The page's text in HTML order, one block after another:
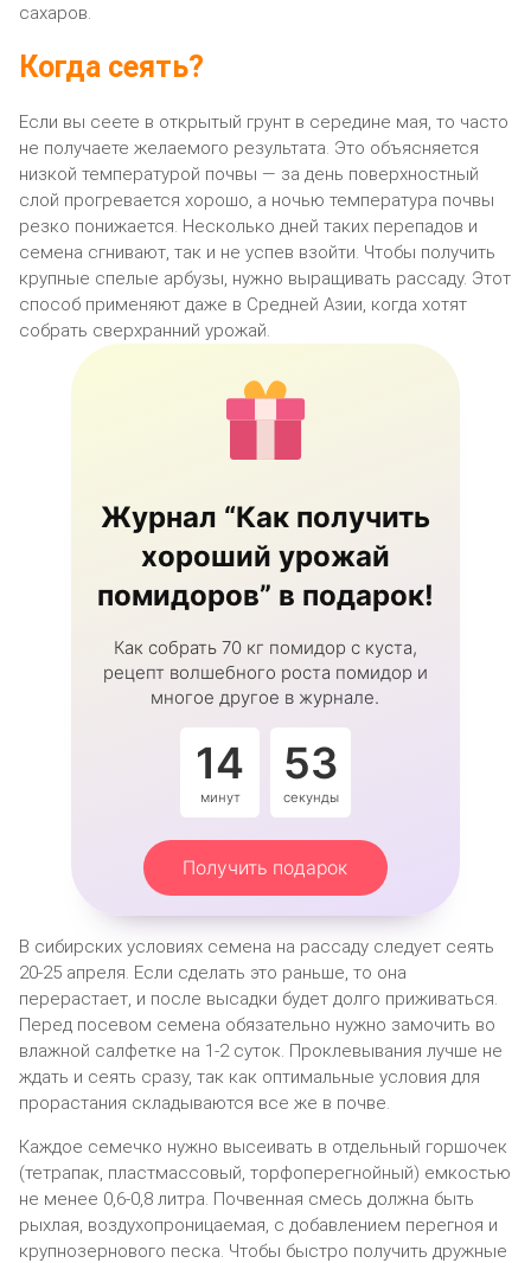
сахаров.
Когда сеять?
Если вы сеете в открытый грунт в середине мая, то часто
не получаете желаемого результата. Это объясняется
низкой температурой почвы — за день поверхностный
слой прогревается хорошо, а ночью температура почвы
резко понижается. Несколько дней таких перепадов и
семена сгнивают, так и не успев взойти. Чтобы получить
крупные спелые арбузы, нужно выращивать рассаду. Этот
способ применяют даже в Средней Азии, когда хотят
собрать сверхранний урожай.
Журнал “Как получить
хороший урожай
помидоров” в подарок!
Как собрать 70 кг помидор с куста,
рецепт волшебного роста помидор и
многое другое в журнале.
14
минут
52
секунды
Получить подарок
В сибирских условиях семена на рассаду следует сеять
20-25 апреля. Если сделать это раньше, то она
перерастает, и после высадки будет долго приживаться.
Перед посевом семена обязательно нужно замочить во
влажной салфетке на 1-2 суток. Проклевывания лучше не
ждать и сеять сразу, так как оптимальные условия для
прорастания складываются все же в почве.
Каждое семечко нужно высеивать в отдельный горшочек
(тетрапак, пластмассовый, торфоперегнойный) емкостью
не менее 0,6-0,8 литра. Почвенная смесь должна быть
рыхлая, воздухопроницаемая, с добавлением перегноя и
крупнозернового песка. Чтобы быстро получить дружные